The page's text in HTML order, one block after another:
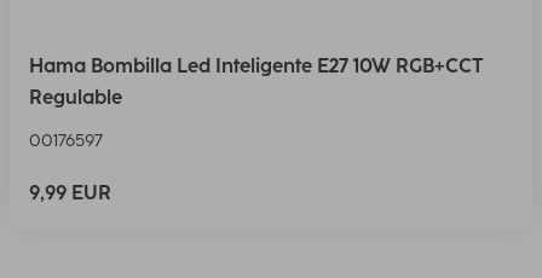
Hama Bombilla Led Inteligente E27 10W RGB+CCT
Regulable
00176597
9,99 EUR